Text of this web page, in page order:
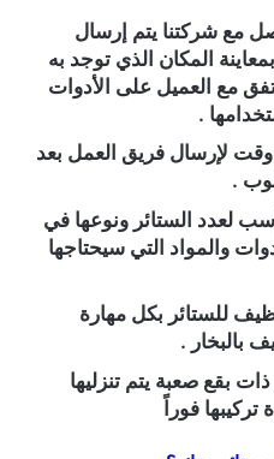
مع شركتنا يتم إرسال
المكان الذي توجد به
مع العميل على الأدوات
.
لإرسال فريق العمل بعد
.
لعدد الستائر ونوعها في
والمواد التي سيحتاجها
للستائر بكل مهارة
بالبخار .
بقع صعبة يتم تنزليها
تركيبها فوراً